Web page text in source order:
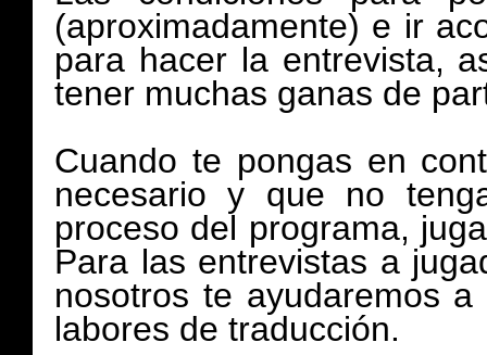
(aproximadamente) e ir
para hacer la entrevista,
tener muchas ganas de
Cuando te pongas en
necesario y que no
proceso del programa,
Para las entrevistas a
nosotros te ayudaremos
labores de traducción.